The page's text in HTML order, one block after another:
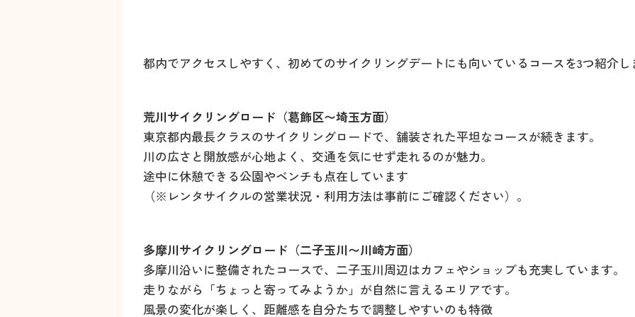
都内でアクセスしやすく、初めてのサイクリングデートにも向いているコースを3つ紹介し
荒川サイクリングロード（葛飾区〜埼玉方面）
東京都内最長クラスのサイクリングロードで、舗装された平坦なコースが続きます。
川の広さと開放感が心地よく、交通を気にせず走れるのが魅力。
途中に休憩できる公園やベンチも点在しています
（※レンタサイクルの営業状況・利用方法は事前にご確認ください）。
多摩川サイクリングロード（二子玉川〜川崎方面）
多摩川沿いに整備されたコースで、二子玉川周辺はカフェやショップも充実しています。
走りながら「ちょっと寄ってみようか」が自然に言えるエリアです。
風景の変化が楽しく、距離感を自分たちで調整しやすいのも特徴